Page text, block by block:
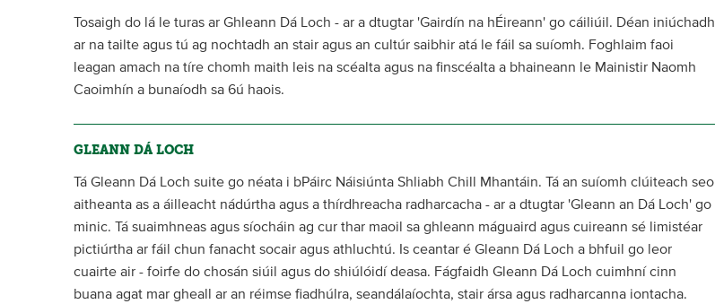
Tosaigh do lá le turas ar Ghleann Dá Loch - ar a dtugtar 'Gairdín na hÉireann' go cáiliúil. Déan iniúchadh
ar na tailte agus tú ag nochtadh an stair agus an cultúr saibhir atá le fáil sa suíomh. Foghlaim faoi
leagan amach na tíre chomh maith leis na scéalta agus na finscéalta a bhaineann le Mainistir Naomh
Caoimhín a bunaíodh sa 6ú haois.
GLEANN DÁ LOCH
Tá Gleann Dá Loch suite go néata i bPáirc Náisiúnta Shliabh Chill Mhantáin. Tá an suíomh clúiteach seo
aitheanta as a áilleacht nádúrtha agus a thírdhreacha radharcacha - ar a dtugtar 'Gleann an Dá Loch' go
minic. Tá suaimhneas agus síocháin ag cur thar maoil sa ghleann máguaird agus cuireann sé limistéar
pictiúrtha ar fáil chun fanacht socair agus athluchtú. Is ceantar é Gleann Dá Loch a bhfuil go leor
cuairte air - foirfe do chosán siúil agus do shiúlóidí deasa. Fágfaidh Gleann Dá Loch cuimhní cinn
buana agat mar gheall ar an réimse fiadhúlra, seandálaíochta, stair ársa agus radharcanna iontacha.